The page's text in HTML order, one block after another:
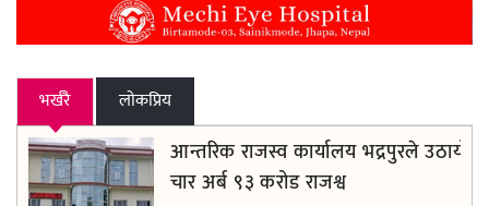
भर्खरै लाेकप्रिय
आन्तरिक राजस्व कार्यालय भद्रपुरले उठायो
चार अर्ब ९३ करोड राजश्व